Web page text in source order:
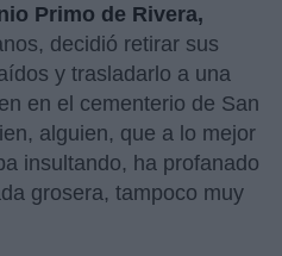
Primo de Rivera,
decidió retirar sus
y trasladarlo a una
en el cementerio de San
alguien, que a lo mejor
insultando, ha profanado
grosera, tampoco muy